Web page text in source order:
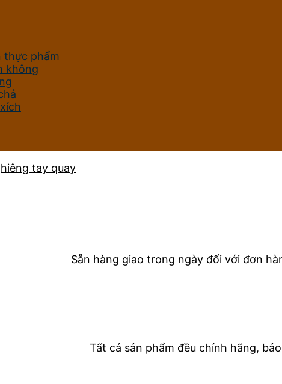
thực phẩm
không
tay quay
Sẵn hàng giao trong ngày đối với đơn
Tất cả sản phẩm đều chính hãng,